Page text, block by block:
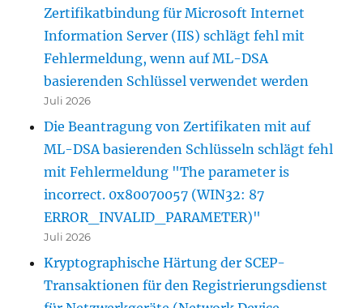
Zertifikatbindung für Microsoft Internet
Information Server (IIS) schlägt fehl mit
Fehlermeldung, wenn auf ML-DSA
basierenden Schlüssel verwendet werden
Juli 2026
Die Beantragung von Zertifikaten mit auf
ML-DSA basierenden Schlüsseln schlägt fehl
mit Fehlermeldung "The parameter is
incorrect. 0x80070057 (WIN32: 87
ERROR_INVALID_PARAMETER)"
Juli 2026
Kryptographische Härtung der SCEP-
Transaktionen für den Registrierungsdienst